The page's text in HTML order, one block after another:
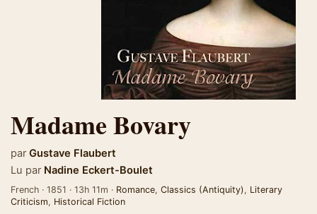
Madame Bovary
par Gustave Flaubert
Lu par Nadine Eckert-Boulet
French · 1851 · 13h 11m · Romance, Classics (Antiquity), Literary
Criticism, Historical Fiction